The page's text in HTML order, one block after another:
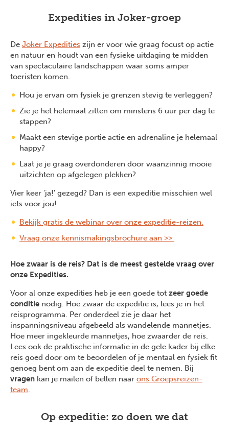
Expedities in Joker-groep
De Joker Expedities zijn er voor wie graag focust op actie
en natuur en houdt van een fysieke uitdaging te midden
van spectaculaire landschappen waar soms amper
toeristen komen.
Hou je ervan om fysiek je grenzen stevig te verleggen?
Zie je het helemaal zitten om minstens 6 uur per dag te
stappen?
Maakt een stevige portie actie en adrenaline je helemaal
happy?
Laat je je graag overdonderen door waanzinnig mooie
uitzichten op afgelegen plekken?
Vier keer 'ja!' gezegd? Dan is een expeditie misschien wel
iets voor jou!
Bekijk gratis de webinar over onze expeditie-reizen.
Vraag onze kennismakingsbrochure aan >>
Hoe zwaar is de reis? Dat is de meest gestelde vraag over
onze Expedities.
Voor al onze expedities heb je een goede tot zeer goede
conditie nodig. Hoe zwaar de expeditie is, lees je in het
reisprogramma. Per onderdeel zie je daar het
inspanningsniveau afgebeeld als wandelende mannetjes.
Hoe meer ingekleurde mannetjes, hoe zwaarder de reis.
Lees ook de praktische informatie in de gele kader bij elke
reis goed door om te beoordelen of je mentaal en fysiek fit
genoeg bent om aan de expeditie deel te nemen. Bij
vragen kan je mailen of bellen naar ons Groepsreizen-
team.
Op expeditie: zo doen we dat